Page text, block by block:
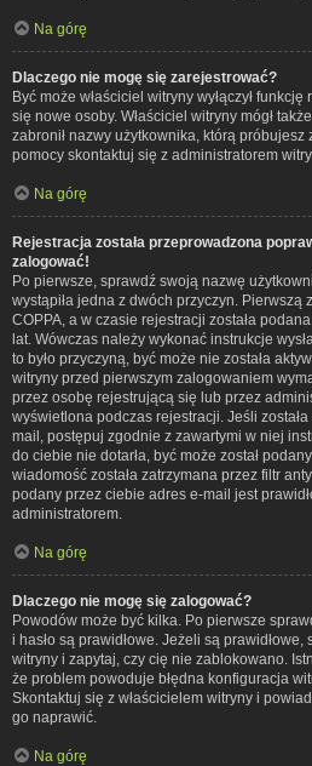
Na górę
Dlaczego nie mogę się zarejestrować?
Być może właściciel witryny wyłączył
się nowe osoby. Właściciel witryny mógł
zabronił nazwy użytkownika, którą próbujesz
pomocy skontaktuj się z administratorem
Na górę
Rejestracja została przeprowadzona
zalogować!
Po pierwsze, sprawdź swoją nazwę
wystąpiła jedna z dwóch przyczyn. Pierwszą
COPPA, a w czasie rejestracji została
lat. Wówczas należy wykonać instrukcje
to było przyczyną, być może nie została
witryny przed pierwszym zalogowaniem
przez osobę rejestrującą się lub przez
wyświetlona podczas rejestracji. Jeśli
mail, postępuj zgodnie z zawartymi w niej
do ciebie nie dotarła, być może został
wiadomość została zatrzymana przez filtr
podany przez ciebie adres e-mail jest
administratorem.
Na górę
Dlaczego nie mogę się zalogować?
Powodów może być kilka. Po pierwsze
i hasło są prawidłowe. Jeżeli są
witryny i zapytaj, czy cię nie zablokowano.
że problem powoduje błędna konfiguracja
Skontaktuj się z właścicielem witryny i
go naprawić.
Na górę